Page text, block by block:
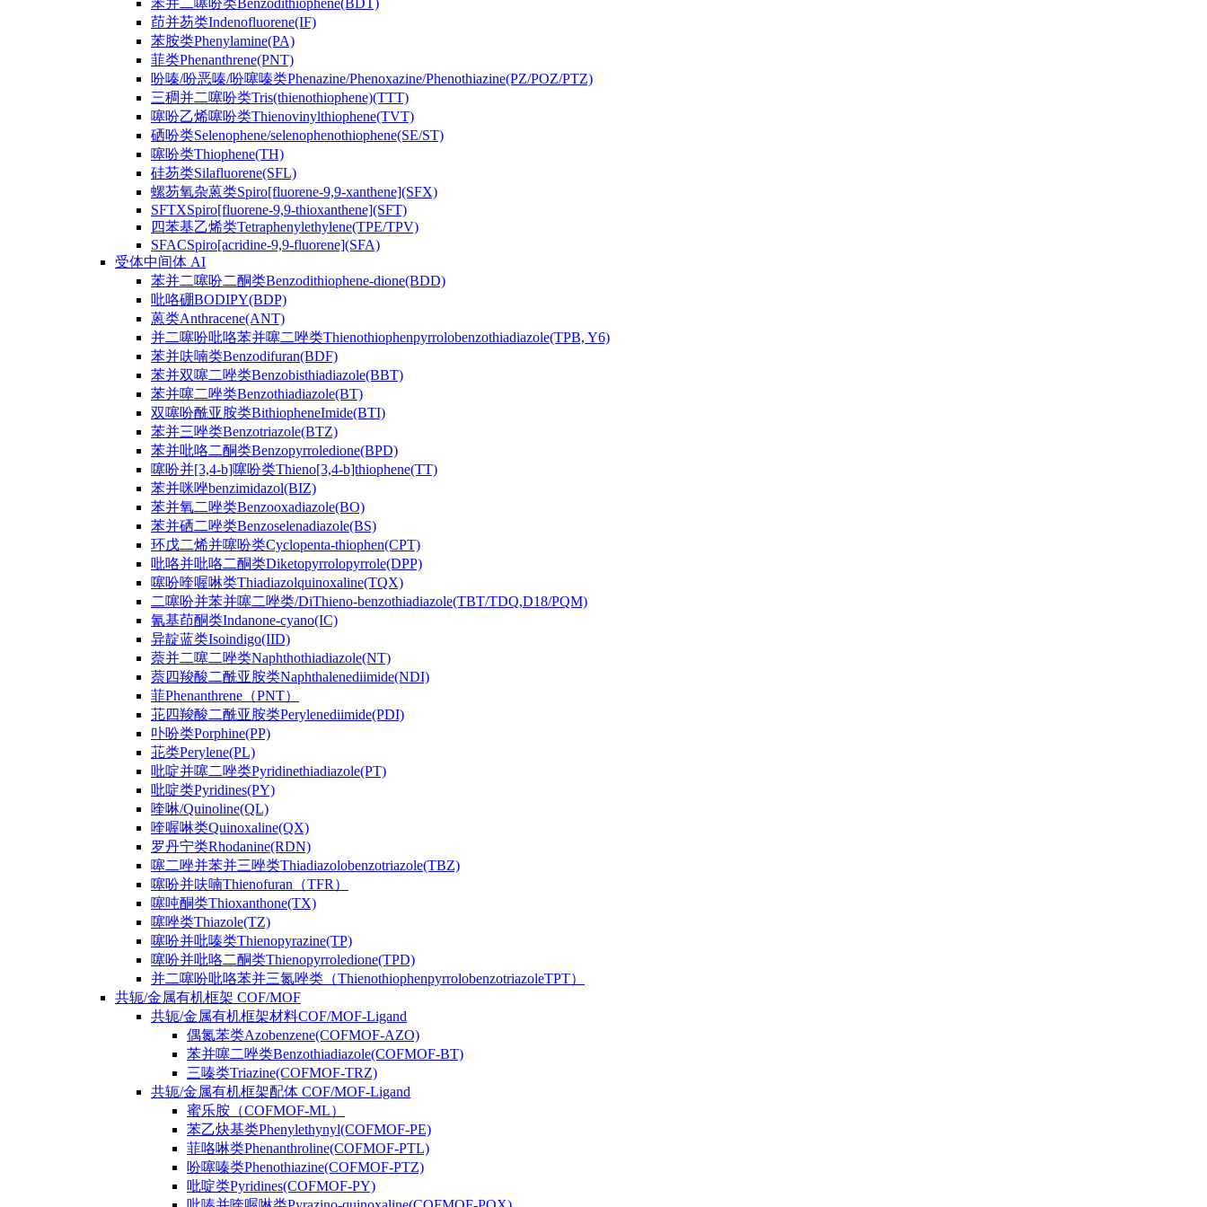
苯并二噻吩类Benzodithiophene(BDT)
茚并芴类Indenofluorene(IF)
苯胺类Phenylamine(PA)
菲类Phenanthrene(PNT)
吩嗪/吩恶嗪/吩噻嗪类Phenazine/Phenoxazine/Phenothiazine(PZ/POZ/PTZ)
三稠并二噻吩类Tris(thienothiophene)(TTT)
噻吩乙烯噻吩类Thienovinylthiophene(TVT)
硒吩类Selenophene/selenophenothiophene(SE/ST)
噻吩类Thiophene(TH)
硅芴类Silafluorene(SFL)
螺芴氧杂蒽类Spiro[fluorene-9,9-xanthene](SFX)
SFTXSpiro[fluorene-9,9-thioxanthene](SFT)
四苯基乙烯类Tetraphenylethylene(TPE/TPV)
SFACSpiro[acridine-9,9-fluorene](SFA)
受体中间体 AI
苯并二噻吩二酮类Benzodithiophene-dione(BDD)
吡咯硼BODIPY(BDP)
蒽类Anthracene(ANT)
并二噻吩吡咯苯并噻二唑类Thienothiophenpyrrolobenzothiadiazole(TPB, Y6)
苯并呋喃类Benzodifuran(BDF)
苯并双噻二唑类Benzobisthiadiazole(BBT)
苯并噻二唑类Benzothiadiazole(BT)
双噻吩酰亚胺类BithiopheneImide(BTI)
苯并三唑类Benzotriazole(BTZ)
苯并吡咯二酮类Benzopyrroledione(BPD)
噻吩并[3,4-b]噻吩类Thieno[3,4-b]thiophene(TT)
苯并咪唑benzimidazol(BIZ)
苯并氧二唑类Benzooxadiazole(BO)
苯并硒二唑类Benzoselenadiazole(BS)
环戊二烯并噻吩类Cyclopenta-thiophen(CPT)
吡咯并吡咯二酮类Diketopyrrolopyrrole(DPP)
噻吩喹喔啉类Thiadiazolquinoxaline(TQX)
二噻吩并苯并噻二唑类/DiThieno-benzothiadiazole(TBT/TDQ,D18/PQM)
氰基茚酮类Indanone-cyano(IC)
异靛蓝类Isoindigo(IID)
萘并二噻二唑类Naphthothiadiazole(NT)
萘四羧酸二酰亚胺类Naphthalenediimide(NDI)
菲Phenanthrene（PNT）
苝四羧酸二酰亚胺类Perylenediimide(PDI)
卟吩类Porphine(PP)
苝类Perylene(PL)
吡啶并噻二唑类Pyridinethiadiazole(PT)
吡啶类Pyridines(PY)
喹啉/Quinoline(QL)
喹喔啉类Quinoxaline(QX)
罗丹宁类Rhodanine(RDN)
噻二唑并苯并三唑类Thiadiazolobenzotriazole(TBZ)
噻吩并呋喃Thienofuran（TFR）
噻吨酮类Thioxanthone(TX)
噻唑类Thiazole(TZ)
噻吩并吡嗪类Thienopyrazine(TP)
噻吩并吡咯二酮类Thienopyrroledione(TPD)
并二噻吩吡咯苯并三氮唑类（ThienothiophenpyrrolobenzotriazoleTPT）
共轭/金属有机框架 COF/MOF
共轭/金属有机框架材料COF/MOF-Ligand
偶氮苯类Azobenzene(COFMOF-AZO)
苯并噻二唑类Benzothiadiazole(COFMOF-BT)
三嗪类Triazine(COFMOF-TRZ)
共轭/金属有机框架配体 COF/MOF-Ligand
蜜乐胺（COFMOF-ML）
苯乙炔基类Phenylethynyl(COFMOF-PE)
菲咯啉类Phenanthroline(COFMOF-PTL)
吩噻嗪类Phenothiazine(COFMOF-PTZ)
吡啶类Pyridines(COFMOF-PY)